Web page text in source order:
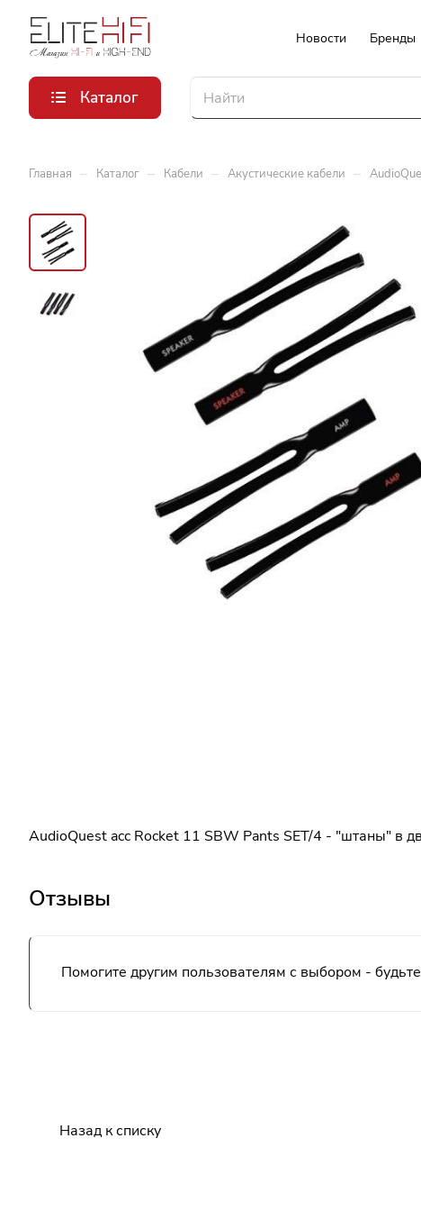
Новости Бренды
Каталог
Главная – Каталог – Кабели – Акустические кабели –
AudioQuest acc Rocket 11 SBW Pants SET/4 - "штаны" в
Отзывы
Помогите другим пользователям с выбором -
Назад к списку